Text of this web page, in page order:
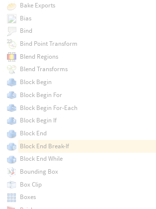
Bake Exports
Bias
Bind
Bind Point Transform
Blend Regions
Blend Transforms
Block Begin
Block Begin For
Block Begin For-Each
Block Begin If
Block End
Block End Break-If
Block End While
Bounding Box
Box Clip
Boxes